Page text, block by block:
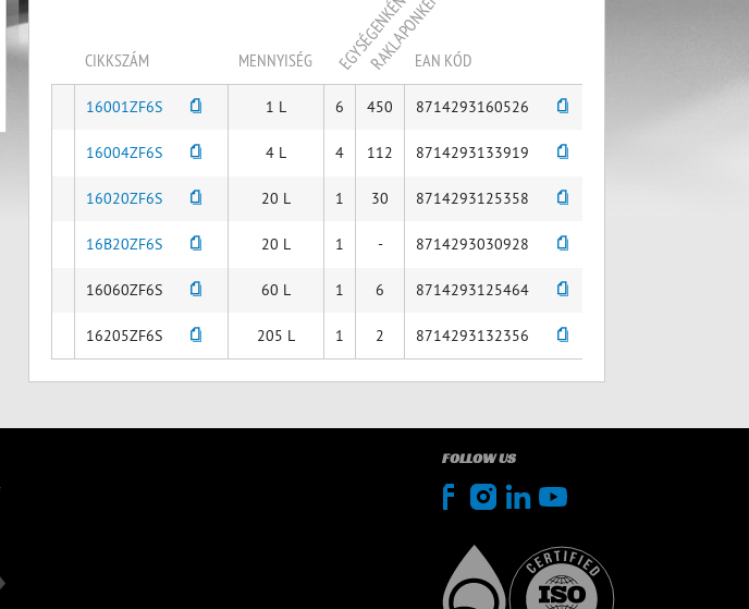
CIKKSZÁM MENNYISÉG EGYSÉGENKÉNT
RAKLAPONKÉNTEAN KÓD
16001ZF6S 1 L 6 450 8714293160526
16004ZF6S 4 L 4 112 8714293133919
16020ZF6S 20 L 1 30 8714293125358
16B20ZF6S 20 L 1 - 8714293030928
16060ZF6S 60 L 1 6 8714293125464
16205ZF6S 205 L 1 2 8714293132356
FOLLOW US